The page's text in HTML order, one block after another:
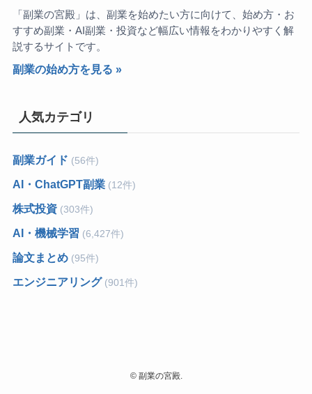
「副業の宮殿」は、副業を始めたい方に向けて、始め方・お
すすめ副業・AI副業・投資など幅広い情報をわかりやすく解
説するサイトです。
副業の始め方を見る »
人気カテゴリ
副業ガイド (56件)
AI・ChatGPT副業(12件)
株式投資(303件)
AI・機械学習 (6,427件)
論文まとめ(95件)
エンジニアリング(901件)
©副業の宮殿.